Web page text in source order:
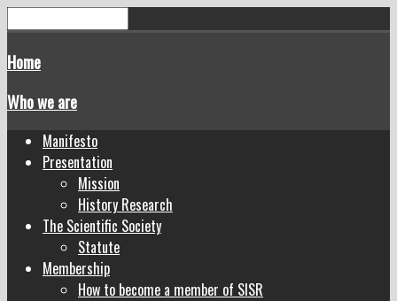
Home
Who we are
Manifesto
Presentation
Mission
History Research
The Scientific Society
Statute
Membership
How to become a member of SISR